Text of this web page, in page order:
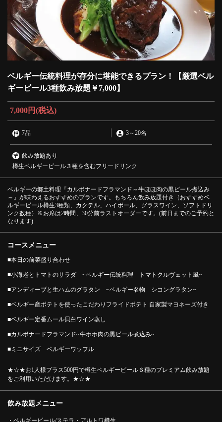
ベルギー伝統料理が存分に堪能できるプラン！【厳選ベル
ギービール3種飲み放題￥7,000】
7,000円(税込)
7品 3～20名
飲み放題あり
樽生ベルギービール３種を含むフリードリンク
ベルギーの郷土料理『カルボナードフラマンド～牛ほほ肉の黒ビール煮込み
～』が味わえるおすすめのプランです。もちろん飲み放題付き（おすすめベ
ルギービール樽生3種類、カクテル、ハイボール、グラスワイン、ソフトドリ
ンク数種）※お席は2時間、30分前ラストオーダーです。(前日までのご予約と
なります)
コースメニュー
■本日の前菜盛り合わせ
■小海老とトマトのサラダ ~ベルギー伝統料理 トマトクルヴェット風~
■アンディーブと生ハムのグラタン ~ベルギー名物 シコングラタン~
■ベルギー産ポテトを使ったこだわりフライドポテト 自家製マヨネーズ付き
■ベルギー定番ムール貝白ワイン蒸し
■カルボナードフラマンド~牛ホホ肉の黒ビール煮込み~
■ミニサイズ ベルギーワッフル
★☆★お1人様プラス500円で樽生ベルギービール６種のプレミアム飲み放題
をご利用いただけます。★☆★
飲み放題メニュー
ベルギー伝統料理が存分に堪能できるプラン！【厳選ベル
ギービール3種飲み放題￥7,000】 | Leuven（ルーヴェン）
東京都港区港南２-18-1 アトレ品川4階